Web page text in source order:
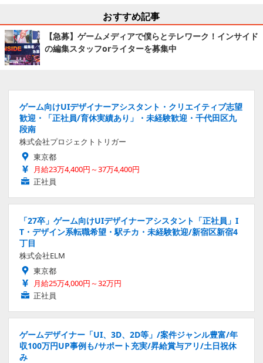
おすすめ記事
【急募】ゲームメディアで僕らとテレワーク！インサイド
の編集スタッフorライターを募集中
ゲーム向けUIデザイナーアシスタント・クリエイティブ志望
歓迎・「正社員/育休実績あり」・未経験歓迎・千代田区九
段南
株式会社プロジェクトトリガー
東京都
月給23万4,400円～37万4,400円
正社員
「27卒」ゲーム向けUIデザイナーアシスタント「正社員」I
T・デザイン系転職希望・駅チカ・未経験歓迎/新宿区新宿4
丁目
株式会社ELM
東京都
月給25万4,000円～32万円
正社員
ゲームデザイナー「UI、3D、2D等」/案件ジャンル豊富/年
収100万円UP事例も/サポート充実/昇給賞与アリ/土日祝休
み